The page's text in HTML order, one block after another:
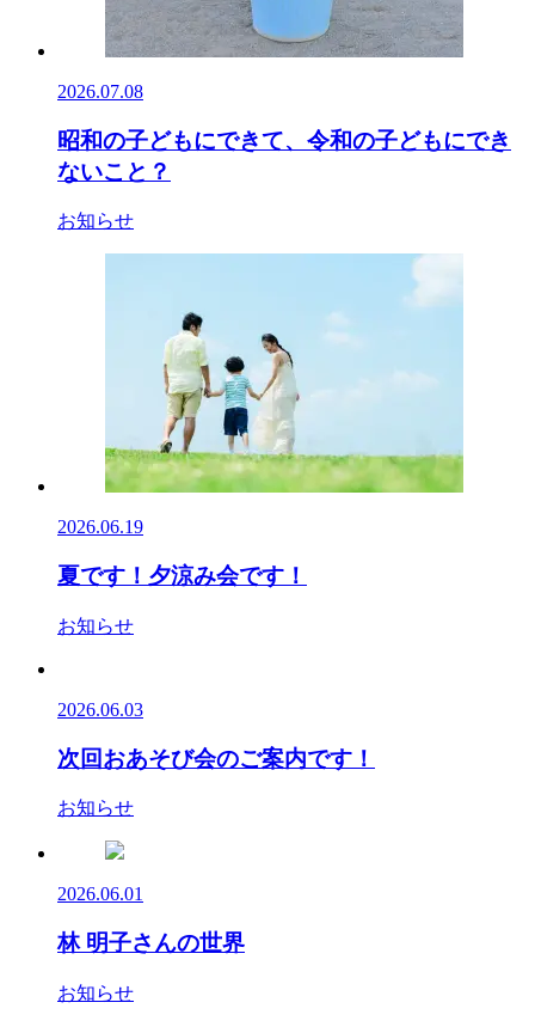
2026.07.08
昭和の子どもにできて、令和の子どもにでき
ないこと？
お知らせ
2026.06.19
夏です！夕涼み会です！
お知らせ
2026.06.03
次回おあそび会のご案内です！
お知らせ
2026.06.01
林 明子さんの世界
お知らせ